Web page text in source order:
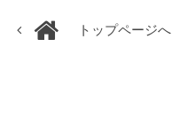
トップページへ